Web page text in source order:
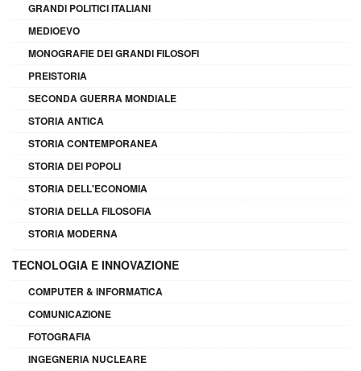
GRANDI POLITICI ITALIANI
MEDIOEVO
MONOGRAFIE DEI GRANDI FILOSOFI
PREISTORIA
SECONDA GUERRA MONDIALE
STORIA ANTICA
STORIA CONTEMPORANEA
STORIA DEI POPOLI
STORIA DELL'ECONOMIA
STORIA DELLA FILOSOFIA
STORIA MODERNA
TECNOLOGIA E INNOVAZIONE
COMPUTER & INFORMATICA
COMUNICAZIONE
FOTOGRAFIA
INGEGNERIA NUCLEARE